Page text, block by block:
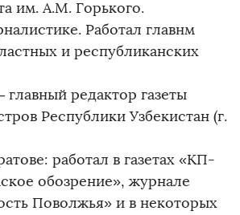
им. А.М. Горького.
Работал главнм
и республиканских
главный редактор газеты
Республики Узбекистан (г.
работал в газетах «КП-
обозрение», журнале
Поволжья» и в некоторых